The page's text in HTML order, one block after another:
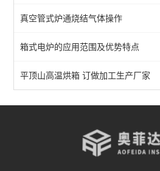
1400℃管式炉
1700℃管式炉
立式多温区管式炉
查看全部 >>
真空管式炉通烧结气体操作
箱式电炉的应用范围及优势特点
平顶山高温烘箱 订做加工生产厂家